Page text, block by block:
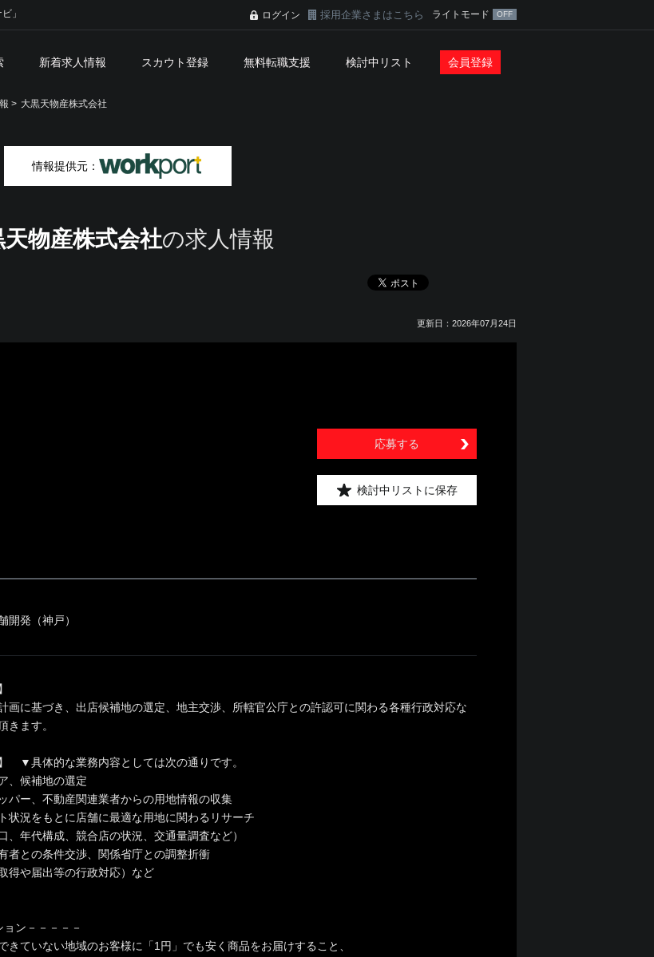
」 ログイン 採用企業さまはこちら ライトモード
新着求人情報 スカウト登録 無料転職支援 検討中リスト 会員登録
> 大黒天物産株式会社
情報提供元：
天物産株式会社の求人情報
更新日：2026年07月24日
応募する
検討中リストに保存
開発（神戸）
画に基づき、出店候補地の選定、地主交渉、所轄官公庁との許認可に関わる各種行政対応な
きます。
】 ▼具体的な業務内容としては次の通りです。
、候補地の選定
パー、不動産関連業者からの用地情報の収集
状況をもとに店舗に最適な用地に関わるリサーチ
、年代構成、競合店の状況、交通量調査など）
者との条件交渉、関係省庁との調整折衝
得や届出等の行政対応）など
ン－－－－－
きていない地域のお客様に「1円」でも安く商品をお届けすること、